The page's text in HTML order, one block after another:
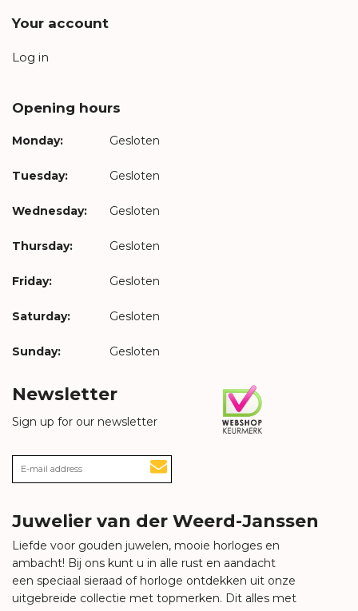
Your account
Log in
Opening hours
Monday: Gesloten
Tuesday: Gesloten
Wednesday: Gesloten
Thursday: Gesloten
Friday: Gesloten
Saturday: Gesloten
Sunday: Gesloten
Newsletter
Sign up for our newsletter
Juwelier van der Weerd-Janssen
Liefde voor gouden juwelen, mooie horloges en
ambacht! Bij ons kunt u in alle rust en aandacht
een speciaal sieraad of horloge ontdekken uit onze
uitgebreide collectie met topmerken. Dit alles met